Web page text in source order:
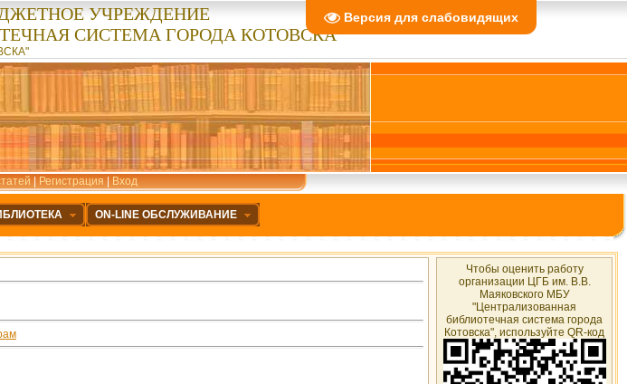
Версия для слабовидящих
УЧРЕЖДЕНИЕ
СИСТЕМА ГОРОДА КОТОВСКА"
|Регистрация|Вход
ON-LINE ОБСЛУЖИВАНИЕ
Чтобы оценить работу
организации ЦГБ им. В.В.
Маяковского МБУ
"Централизованная
библиотечная система города
Котовска", используйте QR-код